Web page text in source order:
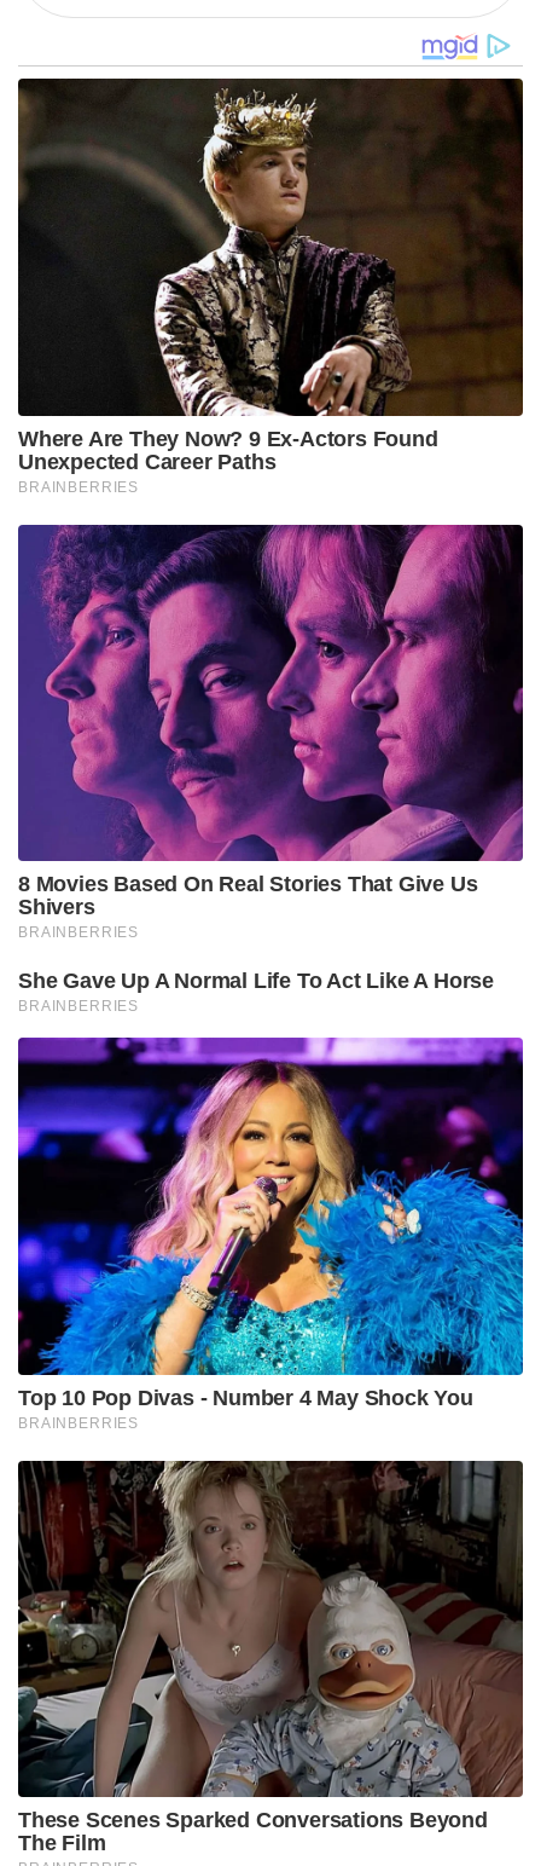
Where Are They Now? 9 Ex-Actors Found
Unexpected Career Paths
BRAINBERRIES
8 Movies Based On Real Stories That Give Us
Shivers
BRAINBERRIES
She Gave Up A Normal Life To Act Like A Horse
BRAINBERRIES
Top 10 Pop Divas - Number 4 May Shock You
BRAINBERRIES
These Scenes Sparked Conversations Beyond
The Film